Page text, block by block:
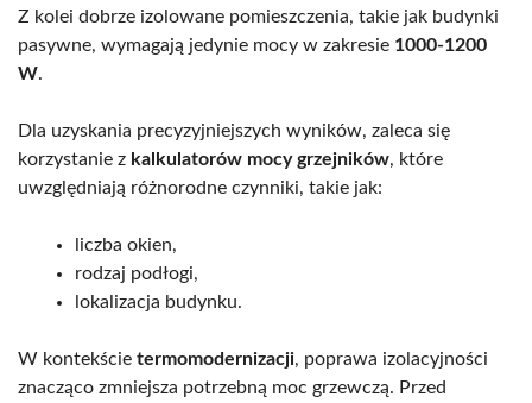
Z kolei dobrze izolowane pomieszczenia, takie jak budynki
pasywne, wymagają jedynie mocy w zakresie 1000-1200
W.
Dla uzyskania precyzyjniejszych wyników, zaleca się
korzystanie z kalkulatorów mocy grzejników, które
uwzględniają różnorodne czynniki, takie jak:
liczba okien,
rodzaj podłogi,
lokalizacja budynku.
W kontekście termomodernizacji, poprawa izolacyjności
znacząco zmniejsza potrzebną moc grzewczą. Przed